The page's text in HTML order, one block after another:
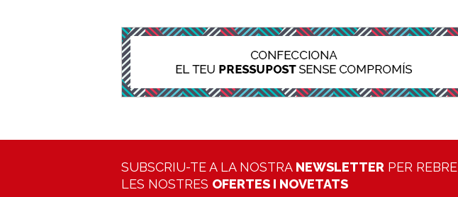
SUBSCRIU-TE A LA NOSTRA NEWSLETTER PER REBRE
LES NOSTRES OFERTES I NOVETATS